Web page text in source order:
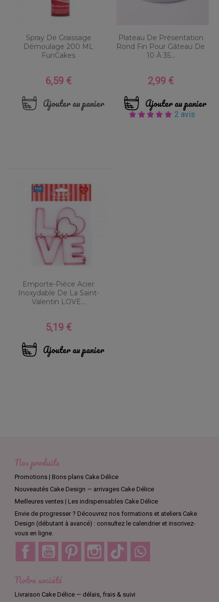
Spray De Graissage
Démoulage 200 ML
FunCakes
Prix
6,59 €
Ajouter au panier
Plateau De Présentation
Rond Fin Pour Gâteau De
10 À 35...
Prix
2,99 €
Ajouter au panier
2 avis
Emporte-Pièce Acier
Inoxydable De La Saint-
Valentin LOVE...
Prix
5,19 €
Ajouter au panier
Nos produits
Promotions | Bons plans Cake Délice
Nouveautés Cake Design — arrivages Cake Délice
Meilleures ventes | Les indispensables Cake Délice
Envie de progresser ? Découvrez nos formations et ateliers Cake
Design (débutant à avancé) : consultez le calendrier et inscrivez-
vous en ligne.
Facebook YouTube Pinterest Instagram TikTok
Notre société
Livraison Cake Délice — délais, frais & suivi